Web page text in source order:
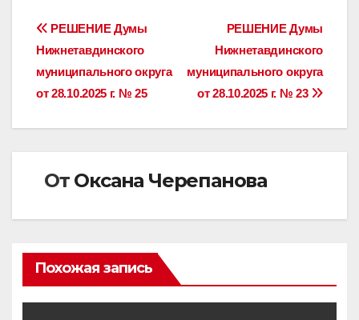
Навигация
по
записям
РЕШЕНИЕ Думы
Нижнетавдинского
муниципального округа
от 28.10.2025 г. № 23
РЕШЕНИЕ Думы
Нижнетавдинского
муниципального округа
от 28.10.2025 г. № 25
От Оксана Черепанова
Похожая запись